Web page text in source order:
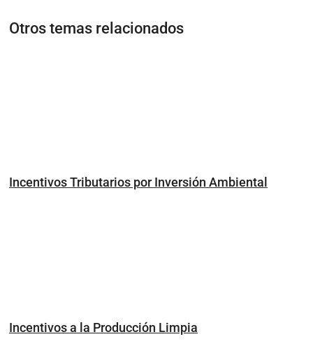
Otros temas relacionados
Incentivos Tributarios por Inversión Ambiental
Incentivos a la Producción Limpia